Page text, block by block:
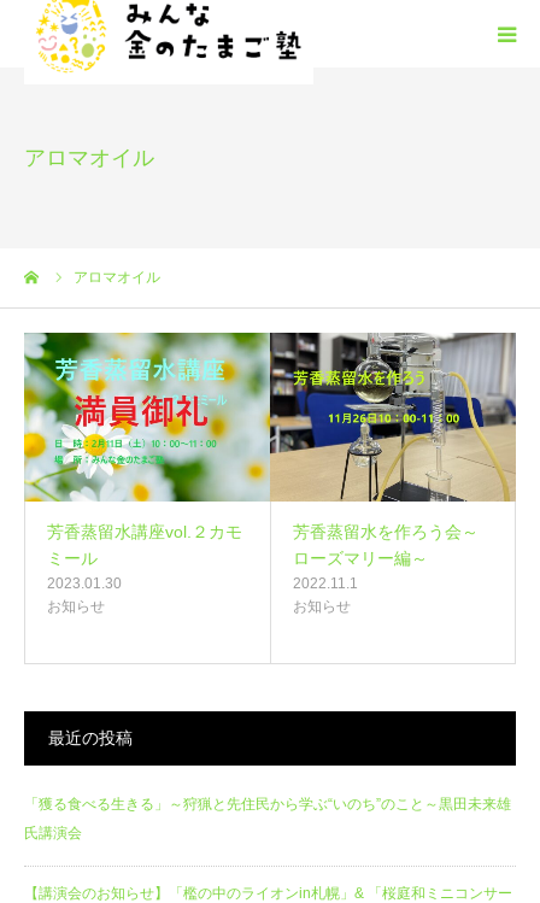
アロマオイル
アロマオイル
芳香蒸留水講座vol.２カモ
ミール
2023.01.30
お知らせ
芳香蒸留水を作ろう会～
ローズマリー編～
2022.11.1
お知らせ
最近の投稿
「獲る食べる生きる」～狩猟と先住民から学ぶ“いのち”のこと～黒田未来雄
氏講演会
【講演会のお知らせ】「檻の中のライオンin札幌」& 「桜庭和ミニコンサー
HGM
塾生募集
安心安全
お問い合わせ